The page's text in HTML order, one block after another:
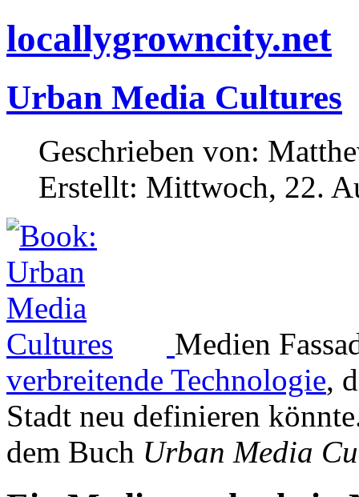
locallygrowncity.net
Urban Media Cultures
Geschrieben von:
Erstellt: Mittwoch, 22.
Medien
verbreitende Technologie,
Stadt neu definieren
dem Buch Urban Media